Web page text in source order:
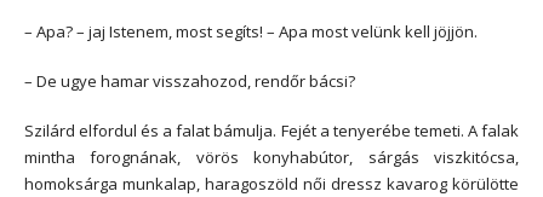
– Apa? – jaj Istenem, most segíts! – Apa most velünk kell jöjjön.
– De ugye hamar visszahozod, rendőr bácsi?
Szilárd elfordul és a falat bámulja. Fejét a tenyerébe temeti. A falak
mintha forognának, vörös konyhabútor, sárgás viszkitócsa,
homoksárga munkalap, haragoszöld női dressz kavarog körülötte